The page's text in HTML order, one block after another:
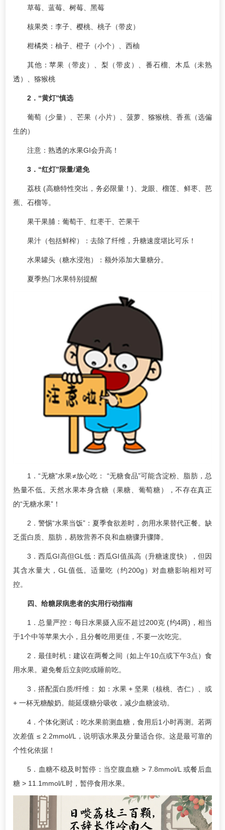
草莓、蓝莓、树莓、黑莓
核果类：李子、樱桃、桃子（带皮）
柑橘类：柚子、橙子（小个）、西柚
其他：苹果（带皮）、梨（带皮）、番石榴、木瓜（未熟
透）、猕猴桃
2．“黄灯”慎选
葡萄（少量）、芒果（小片）、菠萝、猕猴桃、香蕉（选偏
生的）
注意：熟透的水果GI会升高！
3．“红灯”限量/避免
荔枝 (高糖特性突出，务必限量！)、龙眼、榴莲、鲜枣、芭
蕉、石榴等。
果干果脯：葡萄干、红枣干、芒果干
果汁（包括鲜榨）：去除了纤维，升糖速度堪比可乐！
水果罐头（糖水浸泡）：额外添加大量糖分。
夏季热门水果特别提醒
1．“无糖”水果≠放心吃： “无糖食品”可能含淀粉、脂肪，总
热量不低。天然水果本身含糖（果糖、葡萄糖），不存在真正
的“无糖水果”！
2．警惕“水果当饭”：夏季食欲差时，勿用水果替代正餐。缺
乏蛋白质、脂肪，易致营养不良和血糖骤升骤降。
3．西瓜GI高但GL低：西瓜GI值虽高（升糖速度快），但因
其含水量大，GL值低。适量吃（约200g）对血糖影响相对可
控。
四、给糖尿病患者的实用行动指南
1．总量严控：每日水果摄入应不超过200克 (约4两)，相当
于1个中等苹果大小，且分餐吃用更佳，不要一次吃完。
2．最佳时机：建议在两餐之间（如上午10点或下午3点）食
用水果。避免餐后立刻吃或睡前吃。
3．搭配蛋白质/纤维： 如：水果 + 坚果（核桃、杏仁）、或
+ 一杯无糖酸奶。能延缓糖分吸收，减少血糖波动。
4．个体化测试：吃水果前测血糖，食用后1小时再测。若两
次差值 ≤ 2.2mmol/L，说明该水果及分量适合你。这是最可靠的
个性化依据！
5．血糖不稳及时暂停：当空腹血糖 > 7.8mmol/L 或餐后血
糖 > 11.1mmol/L时，暂停食用水果。